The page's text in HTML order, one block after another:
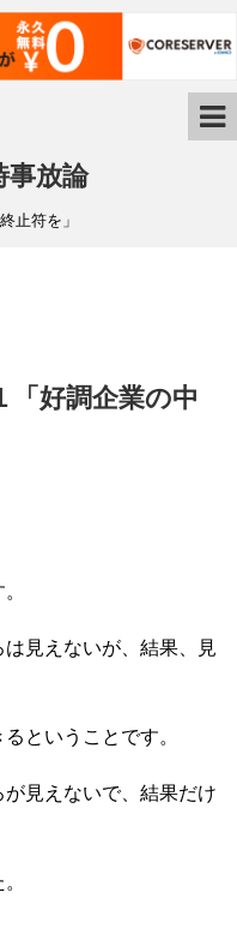
事放論
止符を」
「好調企業の中
見えないが、結果、見
ということです。
見えないで、結果だけ